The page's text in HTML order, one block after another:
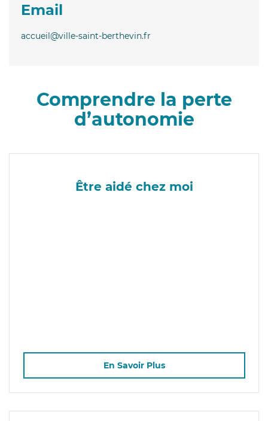
Email
accueil@ville-saint-berthevin.fr
Comprendre la perte
d’autonomie
Être aidé chez moi
En Savoir Plus